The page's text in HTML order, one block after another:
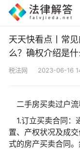
天天快看点丨常
么？确权介绍是什
税法网 2023-06-16
二手房买卖过户流
1.订立买卖合同：
置、产权状况及成
式的房产买卖合同